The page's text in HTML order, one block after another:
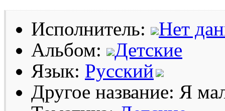
Исполнитель:
Нет
Альбом:
Детские
Язык: Русский
Другое название: Я